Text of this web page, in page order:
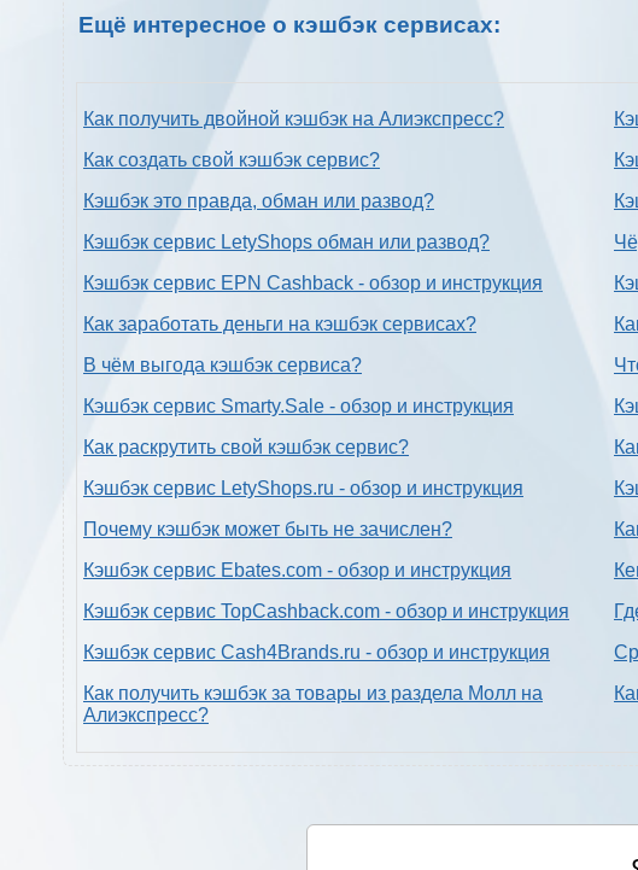
Ещё интересное о кэшбэк сервисах:
Как получить двойной кэшбэк на Алиэкспресс?
Как создать свой кэшбэк сервис?
Кэшбэк это правда, обман или развод?
Кэшбэк сервис LetyShops обман или развод?
Кэшбэк сервис EPN Cashback - обзор и инструкция
Как заработать деньги на кэшбэк сервисах?
В чём выгода кэшбэк сервиса?
Кэшбэк сервис Smarty.Sale - обзор и инструкция
Как раскрутить свой кэшбэк сервис?
Кэшбэк сервис LetyShops.ru - обзор и инструкция
Почему кэшбэк может быть не зачислен?
Кэшбэк сервис Ebates.com - обзор и инструкция
Кэшбэк сервис TopCashback.com - обзор и инструкция
Кэшбэк сервис Cash4Brands.ru - обзор и инструкция
Как получить кэшбэк за товары из раздела Молл на
Алиэкспресс?